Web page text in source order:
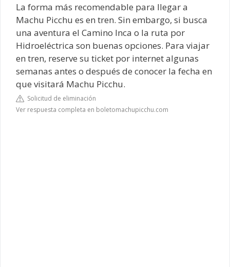
La forma más recomendable para llegar a
Machu Picchu es en tren. Sin embargo, si busca
una aventura el Camino Inca o la ruta por
Hidroeléctrica son buenas opciones. Para viajar
en tren, reserve su ticket por internet algunas
semanas antes o después de conocer la fecha en
que visitará Machu Picchu.
Solicitud de eliminación
Ver respuesta completa en boletomachupicchu.com